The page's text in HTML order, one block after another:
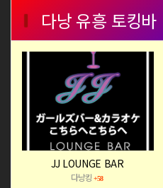
다낭 유흥 토킹바
JJ LOUNGE BAR
다낭킹+58